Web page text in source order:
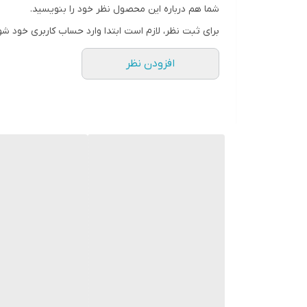
شما هم درباره این محصول نظر خود را بنویسید.
برای ثبت نظر، لازم است ابتدا وارد حساب کاربری خود
افزودن نظر